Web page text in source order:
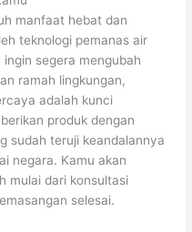
manfaat hebat dan
teknologi pemanas air
segera mengubah
ramah lingkungan,
adalah kunci
produk dengan
sudah teruji keandalannya
negara. Kamu akan
mulai dari konsultasi
selesai.